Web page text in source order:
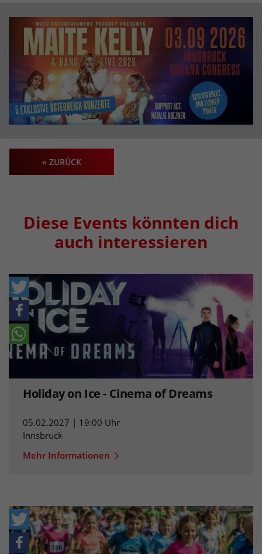
« ZURÜCK
Diese Events könnten dich
auch interessieren
Holiday on Ice - Cinema of Dreams
05.02.2027 | 19:00 Uhr
Innsbruck
Mehr Informationen